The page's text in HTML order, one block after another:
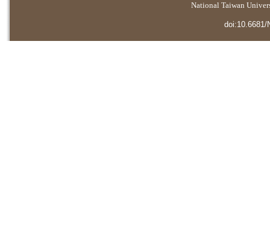
National Taiwan
doi:10.6681/